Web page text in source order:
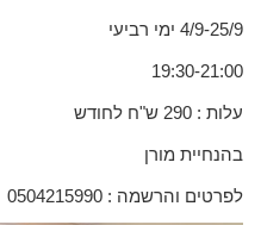
4/9-25/9 ימי רביעי
19:30-21:00
עלות : 290 ש"ח לחודש
בהנחיית מורן
לפרטים והרשמה : 0504215990